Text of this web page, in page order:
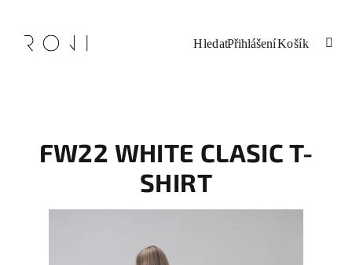
obsah
FW22 WHITE CLASIC T-
SHIRT